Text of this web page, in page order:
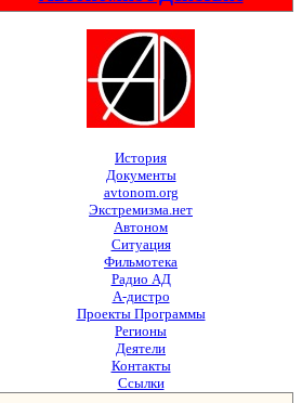
История
Документы
avtonom.org
Экстремизма.нет
Автоном
Ситуация
Фильмотека
Радио АД
А-дистро
Проекты Программы
Регионы
Деятели
Контакты
Ссылки